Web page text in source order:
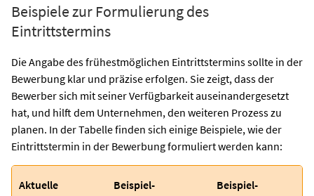
Beispiele zur Formulierung des
Eintrittstermins
Die Angabe des frühestmöglichen Eintrittstermins sollte in der
Bewerbung klar und präzise erfolgen. Sie zeigt, dass der
Bewerber sich mit seiner Verfügbarkeit auseinandergesetzt
hat, und hilft dem Unternehmen, den weiteren Prozess zu
planen. In der Tabelle finden sich einige Beispiele, wie der
Eintrittstermin in der Bewerbung formuliert werden kann:
Aktuelle
Beispiel-
Beispiel-